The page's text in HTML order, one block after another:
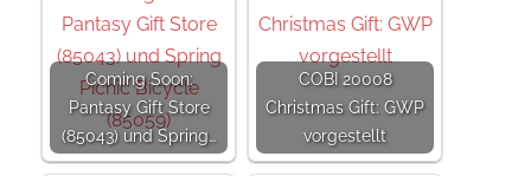
Coming Soon:
Pantasy Gift Store
(85043) und Spring…
COBI 20008
Christmas Gift: GWP
vorgestellt